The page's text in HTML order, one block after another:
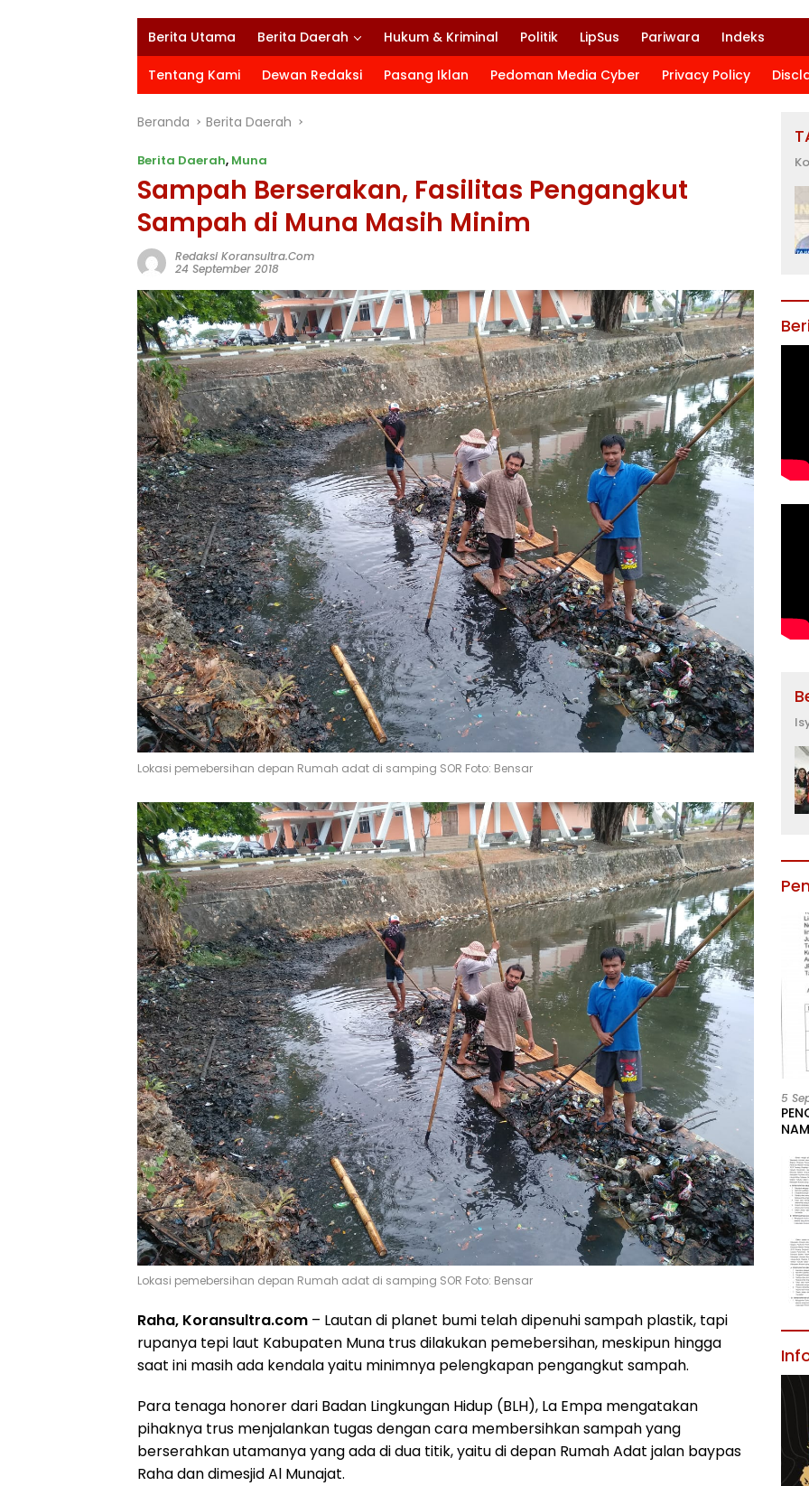
Berita Utama Berita Daerah Hukum & Kriminal Politik LipSus Pariwara Indeks
Tentang Kami Dewan Redaksi Pasang Iklan Pedoman Media Cyber Privacy Policy
Beranda Berita Daerah
Berita Daerah, Muna
Sampah Berserakan, Fasilitas Pengangkut
Sampah di Muna Masih Minim
Redaksi Koransultra.com
24 September 2018
Lokasi pemebersihan depan Rumah adat di samping SOR Foto: Bensar
Lokasi pemebersihan depan Rumah adat di samping SOR Foto: Bensar
Raha, Koransultra.com – Lautan di planet bumi telah dipenuhi sampah plastik, tapi
rupanya tepi laut Kabupaten Muna trus dilakukan pemebersihan, meskipun hingga
saat ini masih ada kendala yaitu minimnya pelengkapan pengangkut sampah.
Para tenaga honorer dari Badan Lingkungan Hidup (BLH), La Empa mengatakan
pihaknya trus menjalankan tugas dengan cara membersihkan sampah yang
berserahkan utamanya yang ada di dua titik, yaitu di depan Rumah Adat jalan baypas
Raha dan dimesjid Al Munajat.
5